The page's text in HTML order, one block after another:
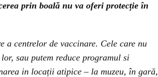
prin boală nu va oferi protecție în
a centrelor de vaccinare. Cele care nu
sau putem reduce programul si
in locații atipice – la muzeu, în gară,